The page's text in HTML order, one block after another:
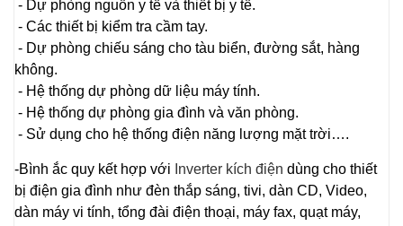
- Dự phòng nguồn y tế và thiết bị y tế.
- Các thiết bị kiểm tra cầm tay.
- Dự phòng chiếu sáng cho tàu biển, đường sắt, hàng
không.
- Hệ thống dự phòng dữ liệu máy tính.
- Hệ thống dự phòng gia đình và văn phòng.
- Sử dụng cho hệ thống điện năng lượng mặt trời….
-Bình ắc quy kết hợp với Inverter kích điện dùng cho thiết
bị điện gia đình như đèn thắp sáng, tivi, dàn CD, Video,
dàn máy vi tính, tổng đài điện thoại, máy fax, quạt máy,